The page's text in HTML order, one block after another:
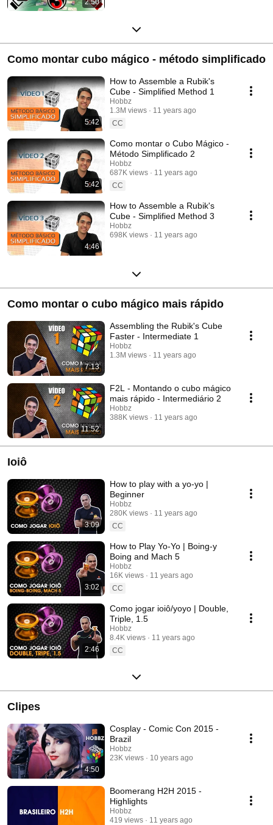
Como montar cubo mágico - método simplificado
5:42
How to Assemble a Rubik's
Cube - Simplified Method 1
Hobbz
1.3M views
11 years ago
CC
5:42
Como montar o Cubo Mágico -
Método Simplificado 2
Hobbz
687K views
11 years ago
CC
4:46
How to Assemble a Rubik's
Cube - Simplified Method 3
Hobbz
698K views
11 years ago
Como montar o cubo mágico mais rápido
7:13
Assembling the Rubik's Cube
Faster - Intermediate 1
Hobbz
1.3M views
11 years ago
11:52
F2L - Montando o cubo mágico
mais rápido - Intermediário 2
Hobbz
388K views
11 years ago
Ioiô
3:09
How to play with a yo-yo |
Beginner
Hobbz
280K views
11 years ago
CC
3:02
How to Play Yo-Yo | Boing-y
Boing and Mach 5
Hobbz
16K views
11 years ago
CC
2:46
Como jogar ioiô/yoyo | Double,
Triple, 1.5
Hobbz
8.4K views
11 years ago
CC
Clipes
4:50
Cosplay - Comic Con 2015 -
Brazil
Hobbz
23K views
10 years ago
Boomerang H2H 2015 -
Highlights
Hobbz
419 views
11 years ago